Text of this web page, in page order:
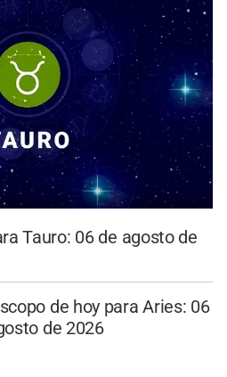
Tauro: 06 de agosto de
de hoy para Aries: 06
de 2026